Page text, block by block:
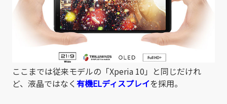
ここまでは従来モデルの「Xperia 10」と同じだけれ
ど、液晶ではなく有機ELディスプレイを採用。